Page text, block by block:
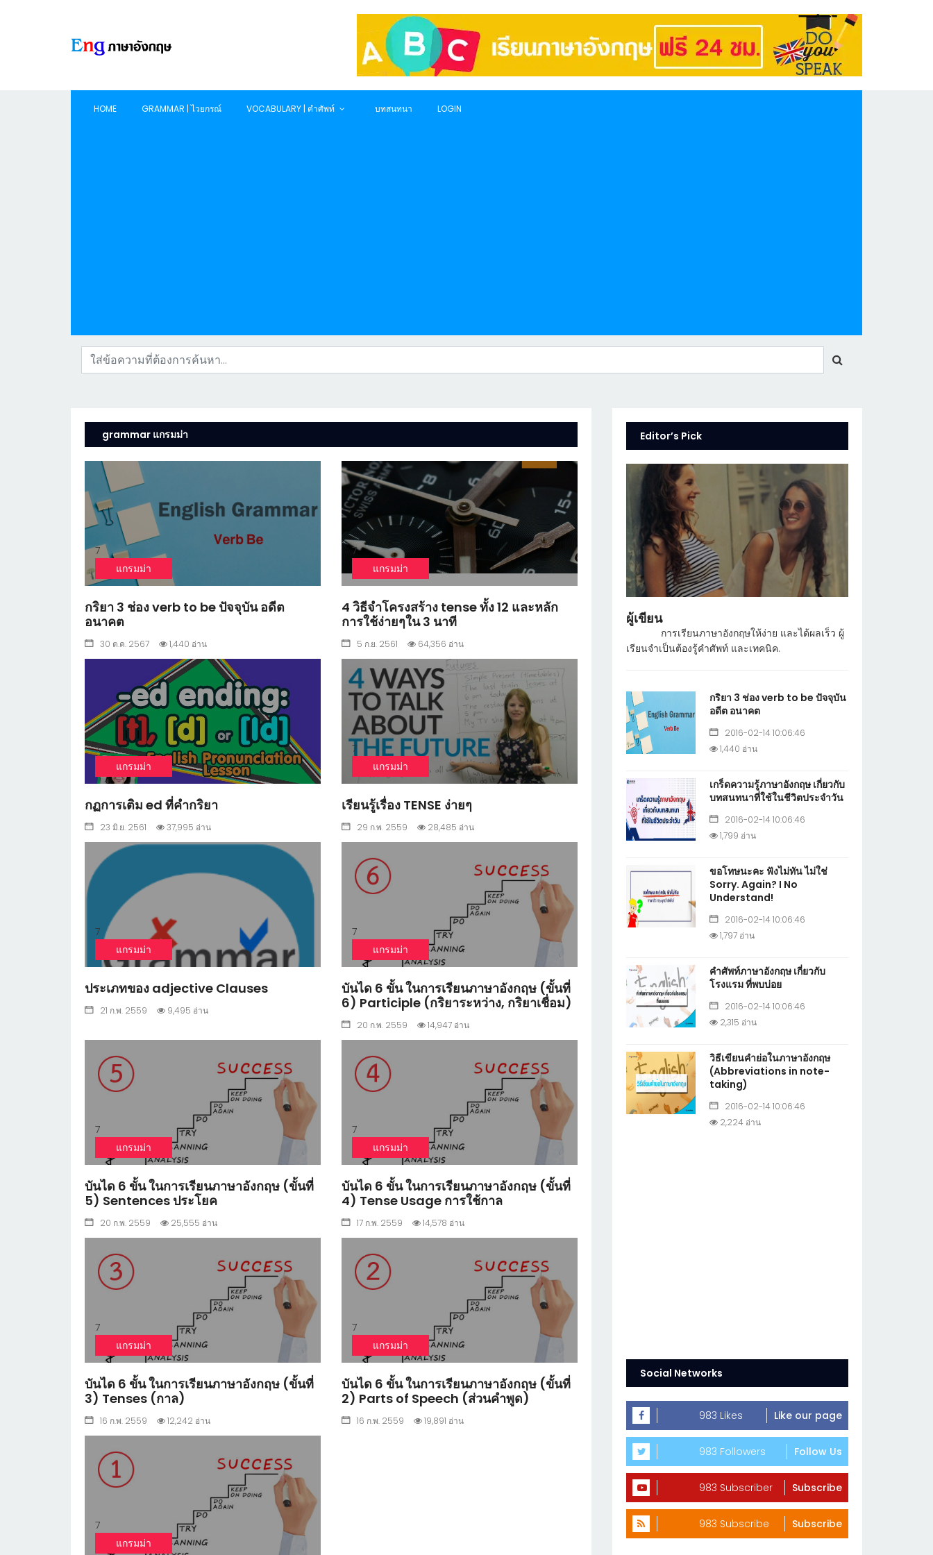
HOME GRAMMAR | ไวยกรณ์ VOCABULARY | คำศัพท์ บทสนทนา LOGIN
grammar แกรมม่า
7
แกรมม่า
กริยา 3 ช่อง verb to be ปัจจุบัน อดีต
อนาคต
30 ต.ค. 2567 1,440 อ่าน
7
แกรมม่า
4 วิธีจำโครงสร้าง tense ทั้ง 12 และหลัก
การใช้ง่ายๆใน 3 นาที
5 ก.ย. 2561 64,356 อ่าน
7
แกรมม่า
กฏการเติม ed ที่คำกริยา
23 มิ.ย. 2561 37,995 อ่าน
7
แกรมม่า
เรียนรู้เรื่อง TENSE ง่ายๆ
29 ก.พ. 2559 28,485 อ่าน
7
แกรมม่า
ประเภทของ adjective Clauses
21 ก.พ. 2559 9,495 อ่าน
7
แกรมม่า
บันได 6 ขั้น ในการเรียนภาษาอังกฤษ (ขั้นที่
6) Participle (กริยาระหว่าง, กริยาเชื่อม)
20 ก.พ. 2559 14,947 อ่าน
7
แกรมม่า
บันได 6 ขั้น ในการเรียนภาษาอังกฤษ (ขั้นที่
5) Sentences ประโยค
20 ก.พ. 2559 25,555 อ่าน
7
แกรมม่า
บันได 6 ขั้น ในการเรียนภาษาอังกฤษ (ขั้นที่
4) Tense Usage การใช้กาล
17 ก.พ. 2559 14,578 อ่าน
7
แกรมม่า
บันได 6 ขั้น ในการเรียนภาษาอังกฤษ (ขั้นที่
3) Tenses (กาล)
16 ก.พ. 2559 12,242 อ่าน
7
แกรมม่า
บันได 6 ขั้น ในการเรียนภาษาอังกฤษ (ขั้นที่
2) Parts of Speech (ส่วนคำพูด)
16 ก.พ. 2559 19,891 อ่าน
7
แกรมม่า
Editor’s Pick
ผู้เขียน
การเรียนภาษาอังกฤษให้ง่าย และได้ผลเร็ว ผู้
เรียนจำเป็นต้องรู้คำศัพท์ และเทคนิค.
กริยา 3 ช่อง verb to be ปัจจุบัน
อดีต อนาคต
2016-02-14 10:06:46
1,440 อ่าน
เกร็ดความรู้ภาษาอังกฤษ เกี่ยวกับ
บทสนทนาที่ใช้ในชีวิตประจำวัน
2016-02-14 10:06:46
1,799 อ่าน
ขอโทษนะคะ ฟังไม่ทัน ไม่ใช่
Sorry. Again? I No
Understand!
2016-02-14 10:06:46
1,797 อ่าน
คำศัพท์ภาษาอังกฤษ เกี่ยวกับ
โรงแรม ที่พบบ่อย
2016-02-14 10:06:46
2,315 อ่าน
วิธีเขียนคำย่อในภาษาอังกฤษ
(Abbreviations in note-
taking)
2016-02-14 10:06:46
2,224 อ่าน
Social Networks
983 Likes Like our page
983 Followers Follow Us
983 Subscriber Subscribe
983 Subscribe Subscribe